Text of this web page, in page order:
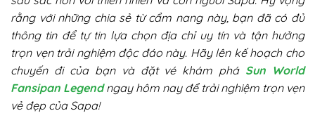
rằng với những chia sẻ từ cẩm nang này, bạn đã có đủ
thông tin để tự tin lựa chọn địa chỉ uy tín và tận hưởng
trọn vẹn trải nghiệm độc đáo này. Hãy lên kế hoạch cho
chuyến đi của bạn và đặt vé khám phá Sun World
Fansipan Legendngay hôm nay để trải nghiệm trọn vẹn
vẻ đẹp của Sapa!